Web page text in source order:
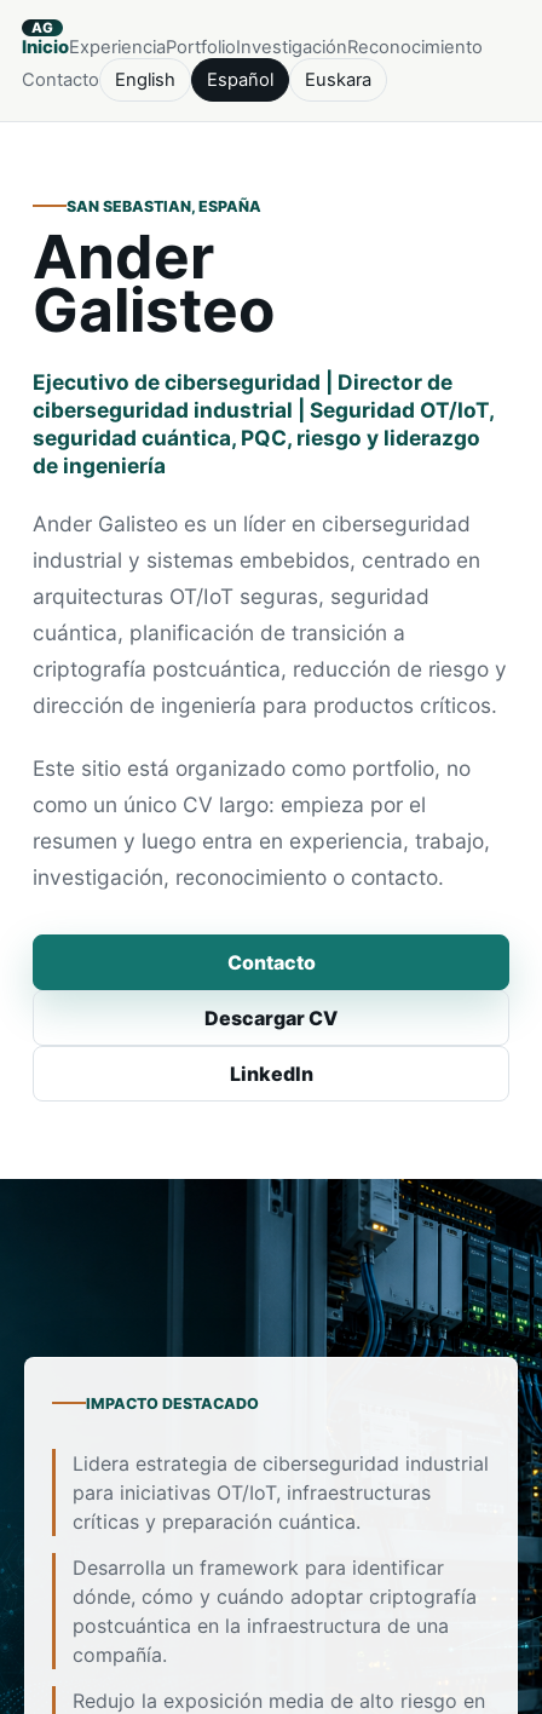
AG
InicioExperienciaPortfolioInvestigaciónReconocimiento
Contacto
English Español Euskara
SAN SEBASTIAN, ESPAÑA
Ander
Galisteo
Ejecutivo de ciberseguridad | Director de
ciberseguridad industrial | Seguridad OT/IoT,
seguridad cuántica, PQC, riesgo y liderazgo
de ingeniería
Ander Galisteo es un líder en ciberseguridad
industrial y sistemas embebidos, centrado en
arquitecturas OT/IoT seguras, seguridad
cuántica, planificación de transición a
criptografía postcuántica, reducción de riesgo y
dirección de ingeniería para productos críticos.
Este sitio está organizado como portfolio, no
como un único CV largo: empieza por el
resumen y luego entra en experiencia, trabajo,
investigación, reconocimiento o contacto.
Contacto
Descargar CV
LinkedIn
IMPACTO DESTACADO
Lidera estrategia de ciberseguridad industrial
para iniciativas OT/IoT, infraestructuras
críticas y preparación cuántica.
Desarrolla un framework para identificar
dónde, cómo y cuándo adoptar criptografía
postcuántica en la infraestructura de una
compañía.
Redujo la exposición media de alto riesgo en